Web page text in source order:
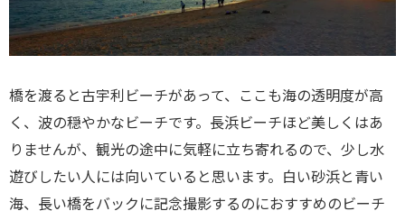
橋を渡ると古宇利ビーチがあって、ここも海の透明度が高
く、波の穏やかなビーチです。長浜ビーチほど美しくはあ
りませんが、観光の途中に気軽に立ち寄れるので、少し水
遊びしたい人には向いていると思います。白い砂浜と青い
海、長い橋をバックに記念撮影するのにおすすめのビーチ